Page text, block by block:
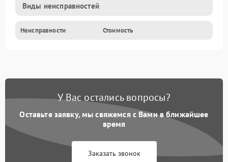
Виды неисправностей
Неисправности Стоимость
У Вас остались вопросы?
Оставьте заявку, мы свяжемся с Вами в ближайшее
время
Заказать звонок